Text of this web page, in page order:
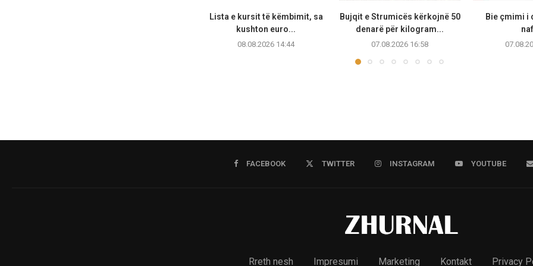
Lista e kursit të këmbimit, sa
kushton euro...
08.08.2026 14:44
Bujqit e Strumicës kërkojnë 50
denarë për kilogram...
07.08.2026 16:58
Bie çmimi i
FACEBOOK TWITTER INSTAGRAM YOUTUBE
Rreth nesh Impresumi Marketing Kontakt Privacy